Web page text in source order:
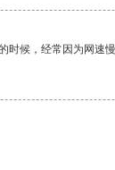
候，经常因为网速